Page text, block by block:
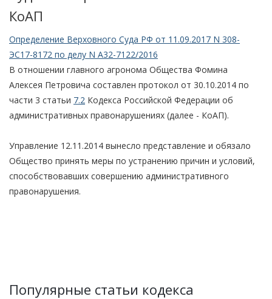
КоАП
Определение Верховного Суда РФ от 11.09.2017 N 308-
ЭС17-8172 по делу N А32-7122/2016
В отношении главного агронома Общества Фомина
Алексея Петровича составлен протокол от 30.10.2014 по
части 3 статьи 7.2 Кодекса Российской Федерации об
административных правонарушениях (далее - КоАП).
Управление 12.11.2014 вынесло представление и обязало
Общество принять меры по устранению причин и условий,
способствовавших совершению административного
правонарушения.
Популярные статьи кодекса